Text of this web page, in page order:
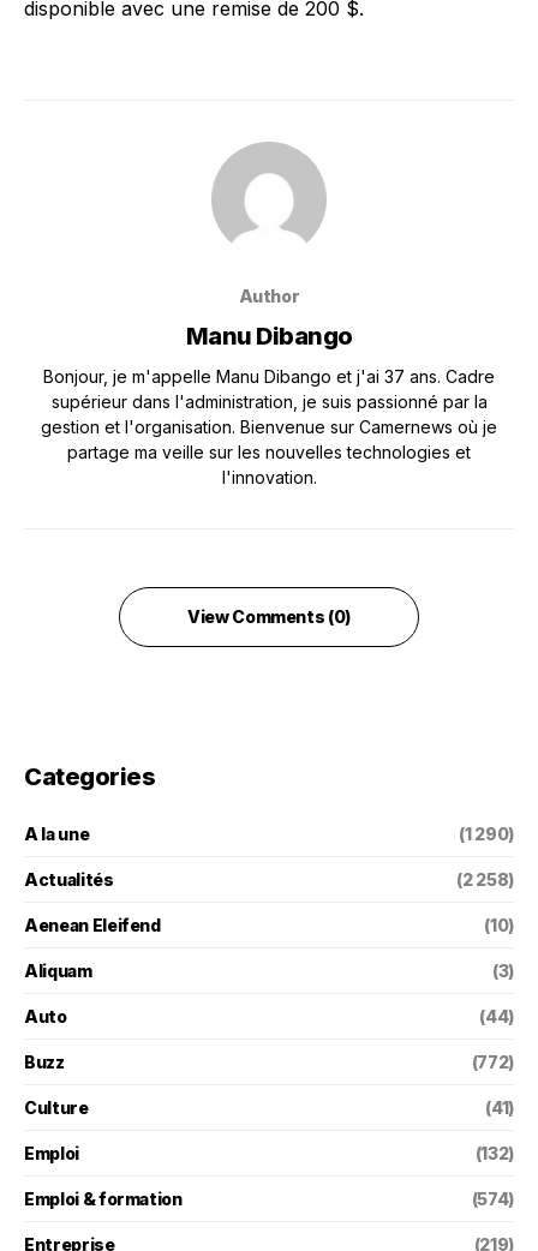
disponible avec une remise de 200 $.
Author
Manu Dibango
Bonjour, je m'appelle Manu Dibango et j'ai 37 ans. Cadre
supérieur dans l'administration, je suis passionné par la
gestion et l'organisation. Bienvenue sur Camernews où je
partage ma veille sur les nouvelles technologies et
l'innovation.
View Comments (0)
Categories
A la une (1 290)
Actualités (2 258)
Aenean Eleifend (10)
Aliquam (3)
Auto (44)
Buzz (772)
Culture (41)
Emploi (132)
Emploi & formation (574)
Entreprise (219)